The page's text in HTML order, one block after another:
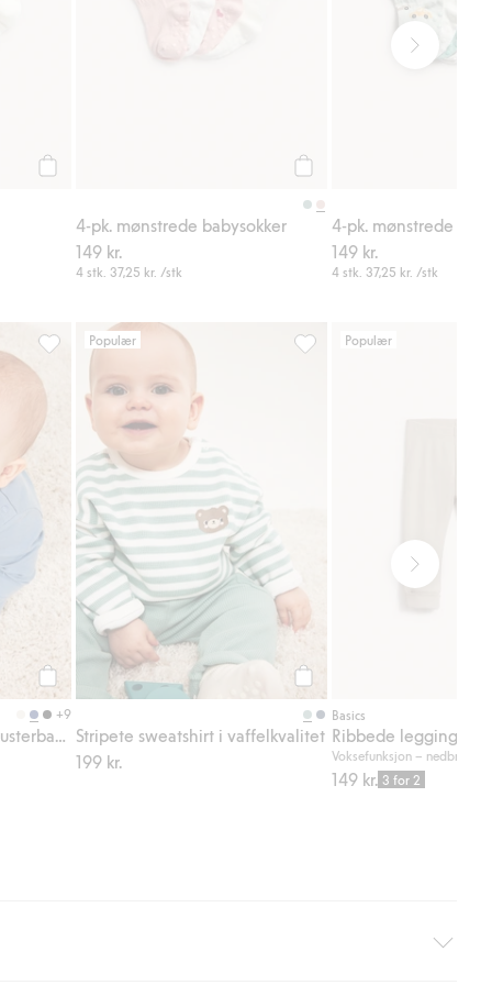
4-pk. mønstrede babysokker
149 kr.
4 stk. 37,25 kr. /stk
4-pk. mønstrede
149 kr.
4 stk. 37,25 kr. /stk
Legg til
+9
Ribbede leggings med justerbar lengde
Ribbede leggings med justerbar lengde, Legg til i favoriter
Populær
Legg til
Stripete sweatshirt i vaffelkvalitet
199 kr.
Populær
Basics
Ribbede leggings
Voksefunksjon –
149 kr. 3 for 2